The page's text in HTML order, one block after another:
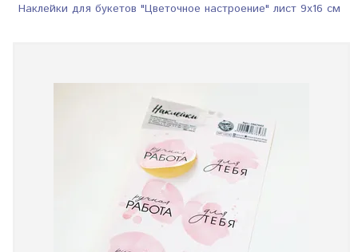
Наклейки для букетов "Цветочное настроение" лист 9х16 см